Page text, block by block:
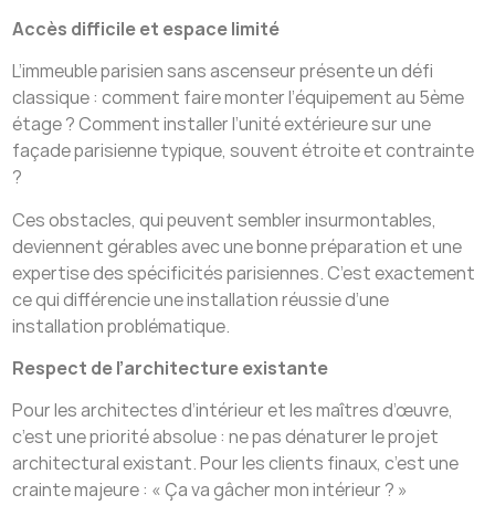
Accès difficile et espace limité
L’immeuble parisien sans ascenseur présente un défi
classique : comment faire monter l’équipement au 5ème
étage ? Comment installer l’unité extérieure sur une
façade parisienne typique, souvent étroite et contrainte
?
Ces obstacles, qui peuvent sembler insurmontables,
deviennent gérables avec une bonne préparation et une
expertise des spécificités parisiennes. C’est exactement
ce qui différencie une installation réussie d’une
installation problématique.
Respect de l’architecture existante
Pour les architectes d’intérieur et les maîtres d’œuvre,
c’est une priorité absolue : ne pas dénaturer le projet
architectural existant. Pour les clients finaux, c’est une
crainte majeure : « Ça va gâcher mon intérieur ? »